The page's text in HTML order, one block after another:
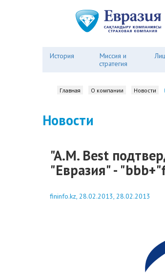
История
Миссия и
стратегия
Главная О компании Новости
Новости
"A.M. Best
"Евразия" -
fininfo.kz, 28.02.2013, 28.02.2013